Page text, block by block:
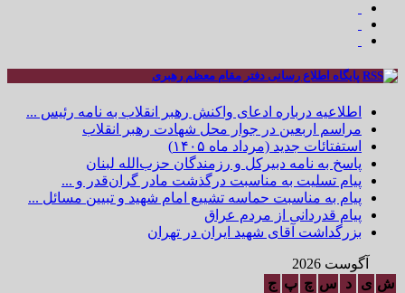
پایگاه اطلاع رسانی دفتر مقام معظم رهبری
اطلاعیه درباره ادعای واکنش رهبر انقلاب به نامه رئیس ...
مراسم اربعین در جوار محل شهادت رهبر انقلاب
استفتائات جدید (مرداد ماه ۱۴۰۵)
پاسخ به نامه دبیرکل و رزمندگان حزب‌الله لبنان
پیام تسلیت به مناسبت درگذشت مادر گران‌قدر و ...
پیام به مناسبت حماسه تشییع امام شهید و تبیین مسائل ...
پیام قدردانی از مردم عراق
بزرگداشت آقای شهید ایران در تهران
آگوست 2026
ش ی د س چ پ ج